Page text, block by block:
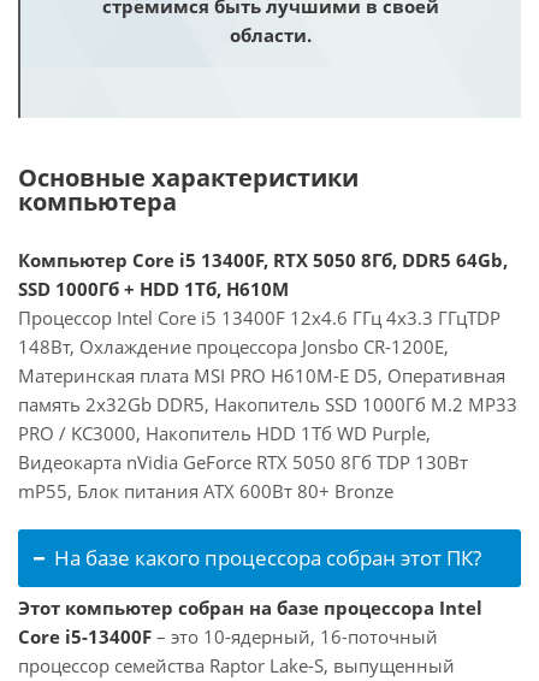
стремимся быть лучшими в своей
области.
Основные характеристики
компьютера
Компьютер Core i5 13400F, RTX 5050 8Гб, DDR5 64Gb,
SSD 1000Гб + HDD 1Тб, H610M
Процессор Intel Core i5 13400F 12x4.6 ГГц 4x3.3 ГГцTDP
148Вт, Охлаждение процессора Jonsbo CR-1200E,
Материнская плата MSI PRO H610M-E D5, Оперативная
память 2x32Gb DDR5, Накопитель SSD 1000Гб M.2 MP33
PRO / KC3000, Накопитель HDD 1Тб WD Purple,
Видеокарта nVidia GeForce RTX 5050 8Гб TDP 130Вт
mP55, Блок питания ATX 600Вт 80+ Bronze
На базе какого процессора собран этот ПК?
Этот компьютер собран на базе процессора Intel
Core i5-13400F – это 10-ядерный, 16-поточный
процессор семейства Raptor Lake-S, выпущенный